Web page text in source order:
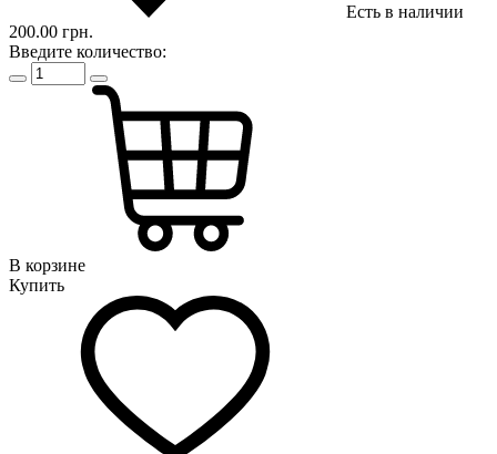
Есть в наличии
200.00 грн.
Введите количество:
В корзине
Купить